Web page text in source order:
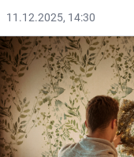
11.12.2025, 14:30